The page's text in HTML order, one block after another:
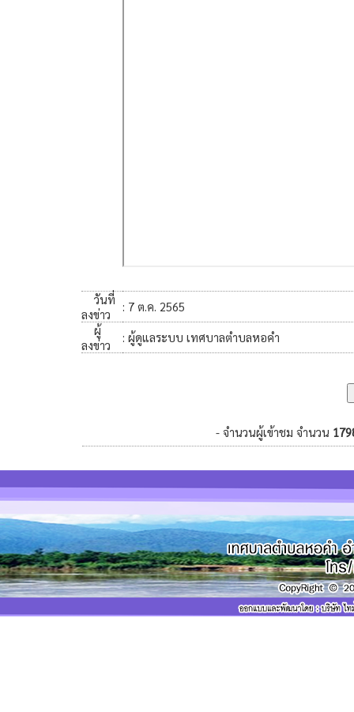
วันที่
ลงข่าว
: 7 ต.ค. 2565
ผู้
ลงข่าว
: ผู้ดูแลระบบ เทศบาลตำบลหอคำ
- จำนวนผู้เข้าชม จำนวน